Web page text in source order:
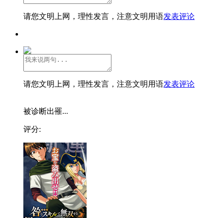
请您文明上网，理性发言，注意文明用语发表评论
请您文明上网，理性发言，注意文明用语发表评论
被诊断出罹...
评分: